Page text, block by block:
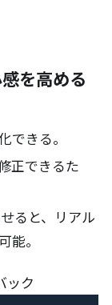
を高める
できる。
正できるた
ると、リアル
能。
ック